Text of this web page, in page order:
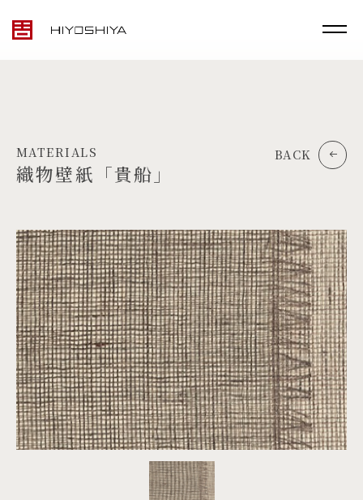
TOP
MATERIALS
PRODUCTS
ARTWORK
PROJECTS
ZH
MATERIALS
織物壁紙「貴船」
BACK